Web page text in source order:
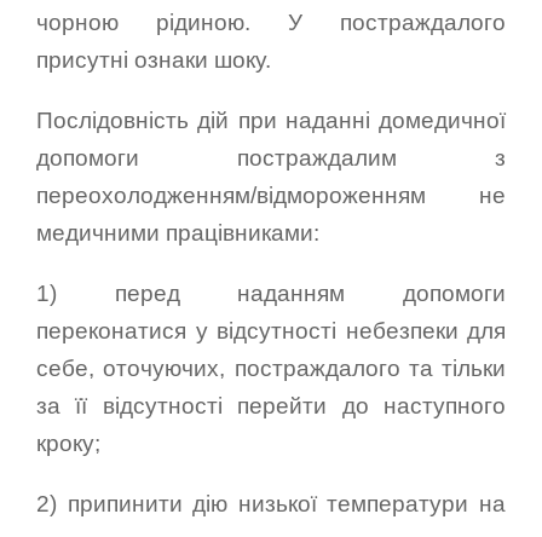
чорною рідиною. У постраждалого
присутні ознаки шоку.
Послідовність дій при наданні домедичної
допомоги постраждалим з
переохолодженням/відмороженням не
медичними працівниками:
1) перед наданням допомоги
переконатися у відсутності небезпеки для
себе, оточуючих, постраждалого та тільки
за її відсутності перейти до наступного
кроку;
2) припинити дію низької температури на